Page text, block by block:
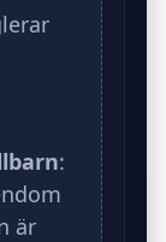
:
är